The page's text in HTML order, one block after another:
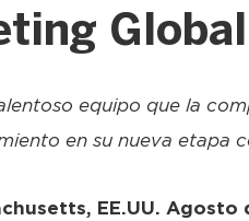
Global
equipo que la
en su nueva etapa
EE.UU. Agosto